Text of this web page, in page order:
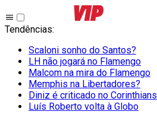
Tendências:
Scaloni sonho do Santos?
LH não jogará no Flamengo
Malcom na mira do Flamengo
Memphis na Libertadores?
Diniz é criticado no Corinthians
Luís Roberto volta à Globo